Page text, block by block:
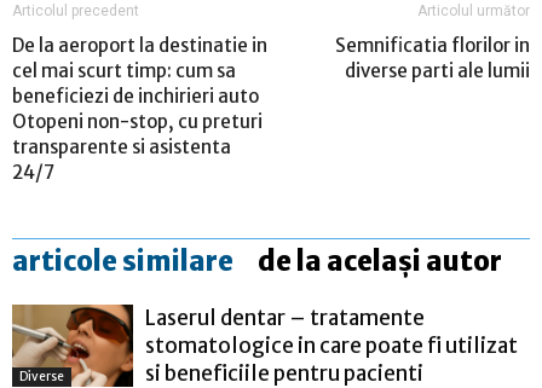
Articolul precedent
De la aeroport la destinatie in
cel mai scurt timp: cum sa
beneficiezi de inchirieri auto
Otopeni non-stop, cu preturi
transparente si asistenta
24/7
Articolul următor
Semnificatia florilor in
diverse parti ale lumii
articole similare de la același autor
Diverse
Laserul dentar – tratamente
stomatologice in care poate fi utilizat
si beneficiile pentru pacienti